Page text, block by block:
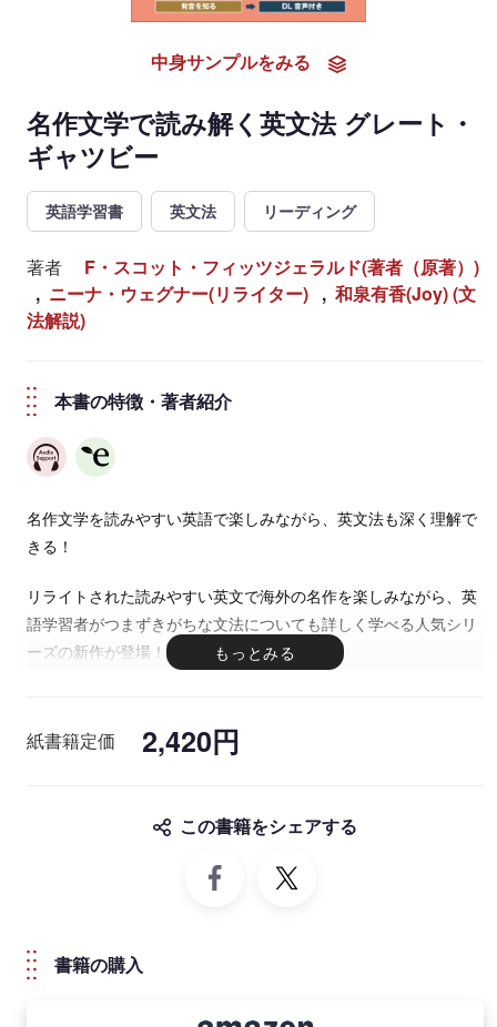
中身サンプルをみる
名作文学で読み解く英文法 グレート・
ギャツビー
英語学習書 英文法 リーディング
著者
F・スコット・フィッツジェラルド(著者（原著）)
, ニーナ・ウェグナー(リライター) , 和泉有香(Joy) (文
法解説)
本書の特徴・著者紹介
名作文学を読みやすい英語で楽しみながら、英文法も深く理解で
きる！
リライトされた読みやすい英文で海外の名作を楽しみながら、英
語学習者がつまずきがちな文法についても詳しく学べる人気シリ
ーズの新作が登場！
これまでの学習で知識の断片だった文法事項が、文章を読み進め
のような意味・ニュアンスを伝えるのか、体系的に整理されてい
きます。「語彙」や「表現」に加えて「文法」も十分に理解して
紙書籍定価 2,420円
この書籍をシェアする
書籍の購入